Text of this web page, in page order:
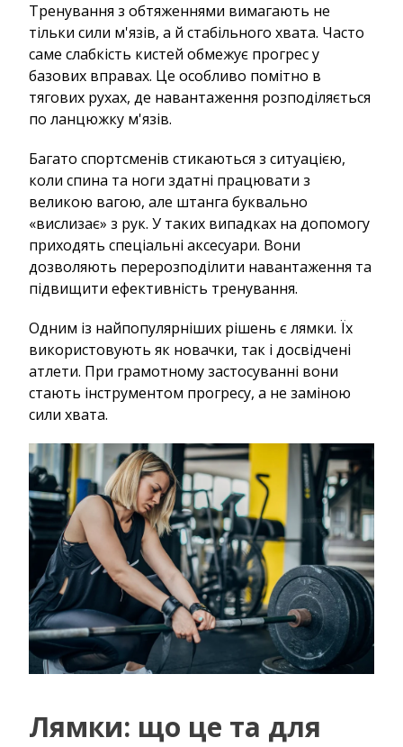
Тренування з обтяженнями вимагають не
тільки сили м'язів, а й стабільного хвата. Часто
саме слабкість кистей обмежує прогрес у
базових вправах. Це особливо помітно в
тягових рухах, де навантаження розподіляється
по ланцюжку м'язів.
Багато спортсменів стикаються з ситуацією,
коли спина та ноги здатні працювати з
великою вагою, але штанга буквально
«вислизає» з рук. У таких випадках на допомогу
приходять спеціальні аксесуари. Вони
дозволяють перерозподілити навантаження та
підвищити ефективність тренування.
Одним із найпопулярніших рішень є лямки. Їх
використовують як новачки, так і досвідчені
атлети. При грамотному застосуванні вони
стають інструментом прогресу, а не заміною
сили хвата.
Лямки: що це та для